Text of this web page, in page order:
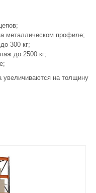
металлическом профиле;
300 кг;
до 2500 кг;
на толщину